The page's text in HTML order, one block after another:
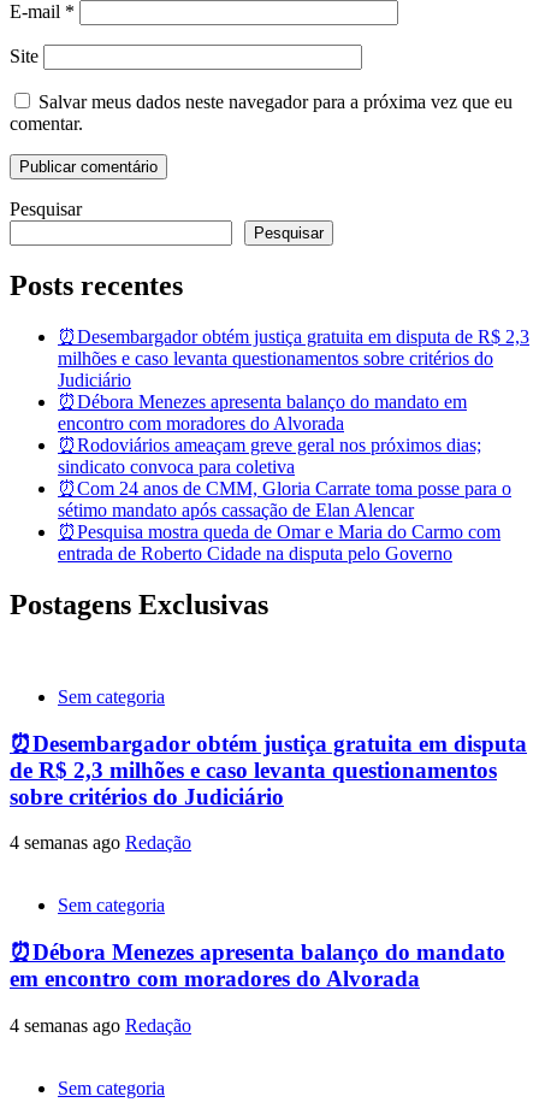
E-mail *
Site
Salvar meus dados neste navegador para a próxima vez que eu
comentar.
Pesquisar
Pesquisar
Posts recentes
⏰Desembargador obtém justiça gratuita em disputa de R$ 2,3
milhões e caso levanta questionamentos sobre critérios do
Judiciário
⏰Débora Menezes apresenta balanço do mandato em
encontro com moradores do Alvorada
⏰Rodoviários ameaçam greve geral nos próximos dias;
sindicato convoca para coletiva
⏰Com 24 anos de CMM, Gloria Carrate toma posse para o
sétimo mandato após cassação de Elan Alencar
⏰Pesquisa mostra queda de Omar e Maria do Carmo com
entrada de Roberto Cidade na disputa pelo Governo
Postagens Exclusivas
Sem categoria
⏰Desembargador obtém justiça gratuita em disputa
de R$ 2,3 milhões e caso levanta questionamentos
sobre critérios do Judiciário
4 semanas ago Redação
Sem categoria
⏰Débora Menezes apresenta balanço do mandato
em encontro com moradores do Alvorada
4 semanas ago Redação
Sem categoria